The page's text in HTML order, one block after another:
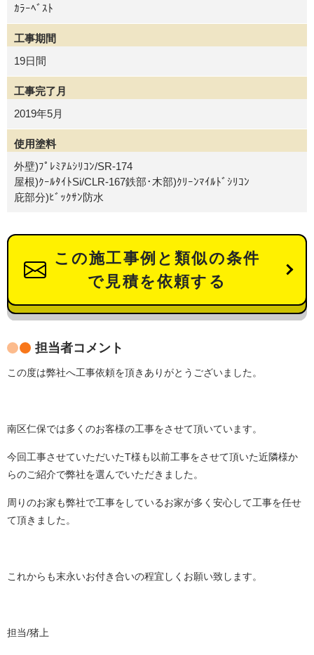
ｶﾗｰﾍﾞｽﾄ
工事期間
19日間
工事完了月
2019年5月
使用塗料
外壁)ﾌﾟﾚﾐｱﾑｼﾘｺﾝ/SR-174
屋根)ｸｰﾙﾀｲﾄSi/CLR-167鉄部･木部)ｸﾘｰﾝﾏｲﾙﾄﾞｼﾘｺﾝ
庇部分)ﾋﾞｯｸｻﾝ防水
この施工事例と類似の条件
で見積を依頼する
担当者コメント
この度は弊社へ工事依頼を頂きありがとうございました。
南区仁保では多くのお客様の工事をさせて頂いています。
今回工事させていただいたT様も以前工事をさせて頂いた近隣様か
らのご紹介で弊社を選んでいただきました。
周りのお家も弊社で工事をしているお家が多く安心して工事を任せ
て頂きました。
これからも末永いお付き合いの程宜しくお願い致します。
担当/猪上